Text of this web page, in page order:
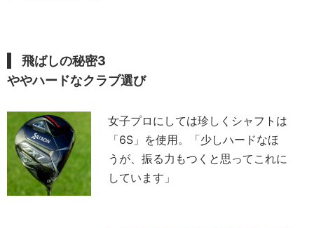
飛ばしの秘密3
ややハードなクラブ選び
女子プロにしては珍しくシャフトは
「6S」を使用。「少しハードなほ
うが、振る力もつくと思ってこれに
しています」